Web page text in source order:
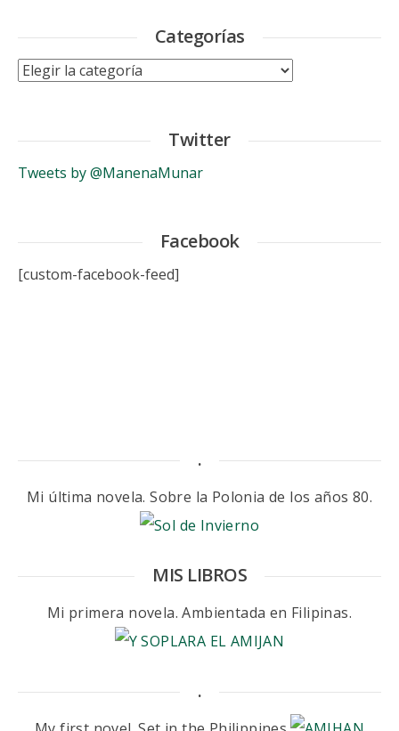
Categorías
Categorías
Twitter
Tweets by @ManenaMunar
Facebook
[custom-facebook-feed]
.
Mi última novela. Sobre la Polonia de los años 80.
MIS LIBROS
Mi primera novela. Ambientada en Filipinas.
.